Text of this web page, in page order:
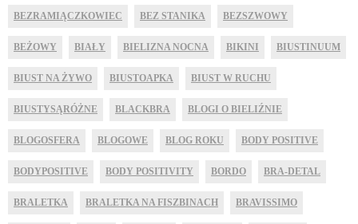
BEZRAMIĄCZKOWIEC BEZ STANIKA BEZSZWOWY
BEŻOWY BIAŁY BIELIZNA NOCNA BIKINI BIUSTINUUM
BIUST NA ŻYWO BIUSTOAPKA BIUST W RUCHU
BIUSTYSĄRÓŻNE BLACKBRA BLOGI O BIELIŹNIE
BLOGOSFERA BLOGOWE BLOG ROKU BODY POSITIVE
BODYPOSITIVE BODY POSITIVITY BORDO BRA-DETAL
BRALETKA BRALETKA NA FISZBINACH BRAVISSIMO